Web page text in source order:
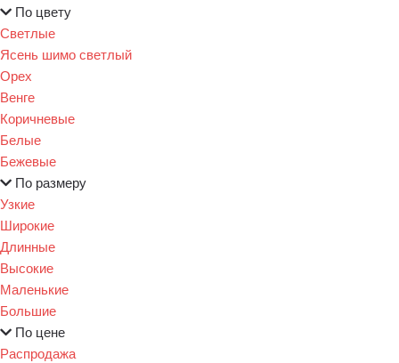
По цвету
Светлые
Ясень шимо светлый
Орех
Венге
Коричневые
Белые
Бежевые
По размеру
Узкие
Широкие
Длинные
Высокие
Маленькие
Большие
По цене
Распродажа